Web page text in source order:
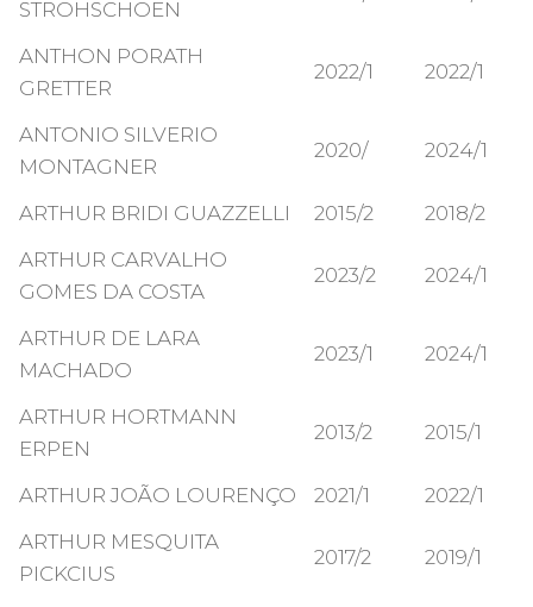
STROHSCHOEN
ANTHON PORATH
GRETTER
2022/1 2022/1
ANTONIO SILVERIO
MONTAGNER
2020/ 2024/1
ARTHUR BRIDI GUAZZELLI 2015/2
2018/2
ARTHUR CARVALHO
GOMES DA COSTA
2023/2 2024/1
ARTHUR DE LARA
MACHADO
2023/1 2024/1
ARTHUR HORTMANN
ERPEN
2013/2 2015/1
ARTHUR JOÃO LOURENÇO 2021/1
2022/1
ARTHUR MESQUITA
PICKCIUS
2017/2 2019/1